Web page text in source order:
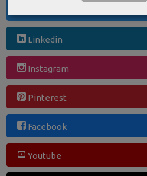
Linkedin
Instagram
Pinterest
Facebook
Youtube